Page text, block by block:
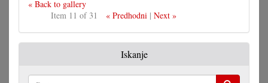
« Back to gallery
Item 11 of 31
« Predhodni| Next »
Iskanje